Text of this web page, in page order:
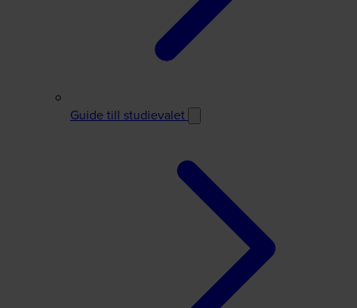
Guide till studievalet